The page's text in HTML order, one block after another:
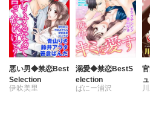
悪い男◆禁恋Best
Selection
伊吹美里
溺愛◆禁恋BestS
election
ばにー浦沢